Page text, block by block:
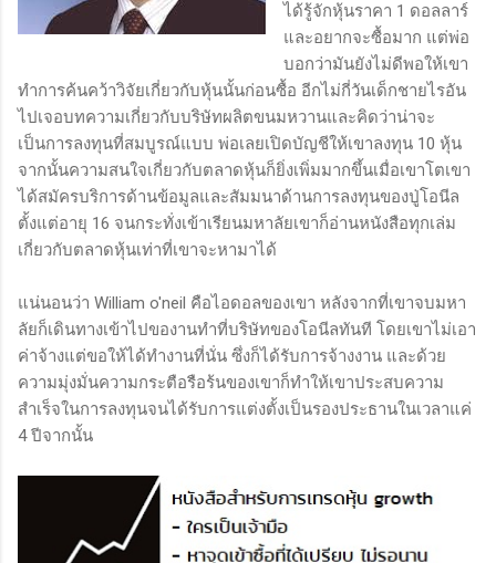
ได้รู้จักหุ้นราคา 1 ดอลลาร์
และอยากจะซื้อมาก แต่พ่อ
บอกว่ามันยังไม่ดีพอให้เขา
ทำการค้นคว้าวิจัยเกี่ยวกับหุ้นนั้นก่อนซื้อ อีกไม่กี่วันเด็กชายไรอัน
ไปเจอบทความเกี่ยวกับบริษัทผลิตขนมหวานและคิดว่าน่าจะ
เป็นการลงทุนที่สมบูรณ์แบบ พ่อเลยเปิดบัญชีให้เขาลงทุน 10 หุ้น
จากนั้นความสนใจเกี่ยวกับตลาดหุ้นก็ยิ่งเพิ่มมากขึ้นเมื่อเขาโตเขา
ได้สมัครบริการด้านข้อมูลและสัมมนาด้านการลงทุนของปู่โอนีล
ตั้งแต่อายุ 16 จนกระทั่งเข้าเรียนมหาลัยเขาก็อ่านหนังสือทุกเล่ม
เกี่ยวกับตลาดหุ้นเท่าที่เขาจะหามาได้
แน่นอนว่า William o'neil คือไอดอลของเขา หลังจากที่เขาจบมหา
ลัยก็เดินทางเข้าไปของานทำที่บริษัทของโอนีลทันที โดยเขาไม่เอา
ค่าจ้างแต่ขอให้ได้ทำงานที่นั่น ซึ่งก็ได้รับการจ้างงาน และด้วย
ความมุ่งมั่นความกระตือรือร้นของเขาก็ทำให้เขาประสบความ
สำเร็จในการลงทุนจนได้รับการแต่งตั้งเป็นรองประธานในเวลาแค่
4 ปีจากนั้น